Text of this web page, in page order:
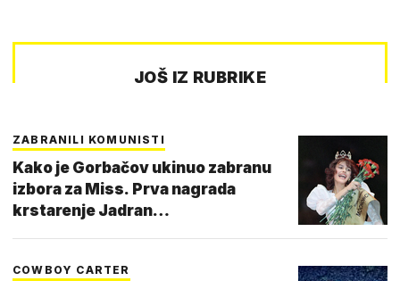
JOŠ IZ RUBRIKE
ZABRANILI KOMUNISTI
Kako je Gorbačov ukinuo zabranu
izbora za Miss. Prva nagrada
krstarenje Jadran…
COWBOY CARTER